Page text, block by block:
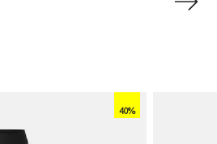
40%